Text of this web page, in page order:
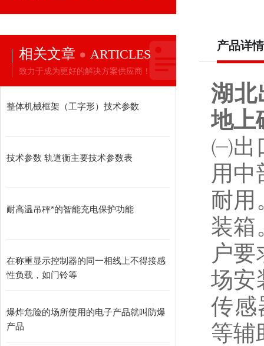
相关文章 ARTICLES
致力于成为更好的解决方案供应商！
整体机械框架（工字形）技术参数
技术参数 轨道衡主要技术参数表
耐高温吊秤*的智能充电保护功能
在称重显示控制器的同一相线上不得接感
性负载，如门铃等
爆炸危险的场所使用的电子产品就叫防爆
产品
产品详情
湖北
地上
㈠出
用
耐用
装箱
户
场安
传感
等辅